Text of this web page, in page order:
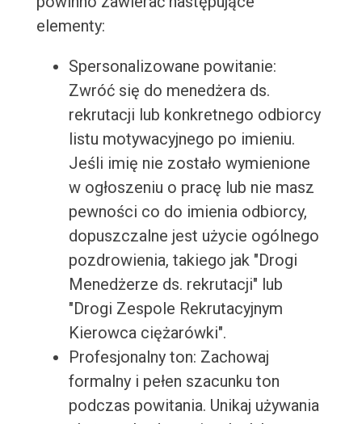
elementy:
Spersonalizowane powitanie:
Zwróć się do menedżera ds.
rekrutacji lub konkretnego odbiorcy
listu motywacyjnego po imieniu.
Jeśli imię nie zostało wymienione
w ogłoszeniu o pracę lub nie masz
pewności co do imienia odbiorcy,
dopuszczalne jest użycie ogólnego
pozdrowienia, takiego jak "Drogi
Menedżerze ds. rekrutacji" lub
"Drogi Zespole Rekrutacyjnym
Kierowca ciężarówki".
Profesjonalny ton: Zachowaj
formalny i pełen szacunku ton
podczas powitania. Unikaj używania